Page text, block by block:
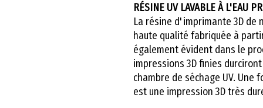
RÉSINE UV LAVABLE À L'EAU
La résine d'imprimante 3D de
haute qualité fabriquée à
également évident dans le
impressions 3D finies
chambre de séchage UV.
est une impression 3D très